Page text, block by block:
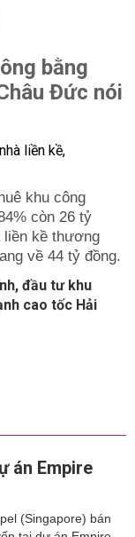
bằng
Đức nói
khu công
còn 26 tỷ
liền kề thương
về 44 tỷ đồng.
đầu tư khu
cao tốc Hải
án Empire
(Singapore) bán